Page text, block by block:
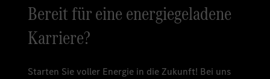
Bereit für eine energiegeladene
Karriere?
Starten Sie voller Energie in die Zukunft! Bei uns